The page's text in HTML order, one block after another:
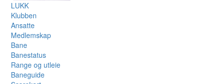
LUKK
Klubben
Ansatte
Medlemskap
Bane
Banestatus
Range og utleie
Baneguide